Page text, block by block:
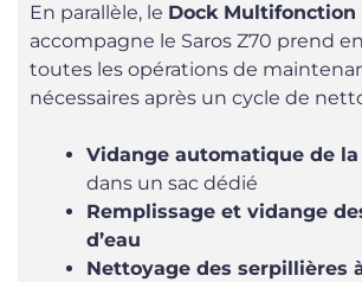
En parallèle, le Dock Multifonction
accompagne le Saros Z70 prend
toutes les opérations de
nécessaires après un cycle de
Vidange automatique de
dans un sac dédié
Remplissage et vidange
d’eau
Nettoyage des serpillières